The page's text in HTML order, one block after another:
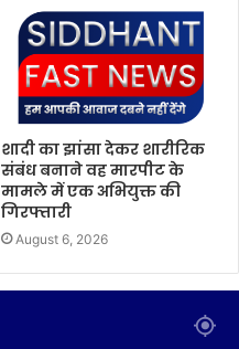
शादी का झांसा देकर शारीरिक
संबंध बनाने वह मारपीट के
मामले में एक अभियुक्त की
गिरफ्तारी
August 6, 2026